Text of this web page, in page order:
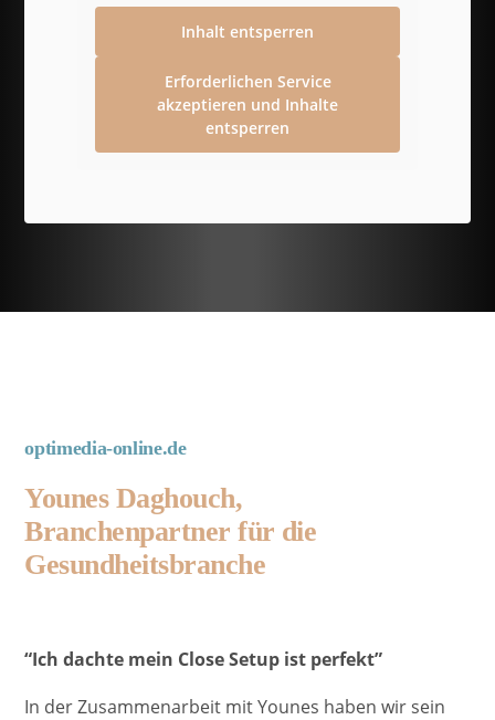
Inhalt entsperren
Erforderlichen Service
akzeptieren und Inhalte
entsperren
optimedia-online.de
Younes Daghouch,
Branchenpartner für die
Gesundheitsbranche
“Ich dachte mein Close Setup ist perfekt”
In der Zusammenarbeit mit Younes haben wir sein